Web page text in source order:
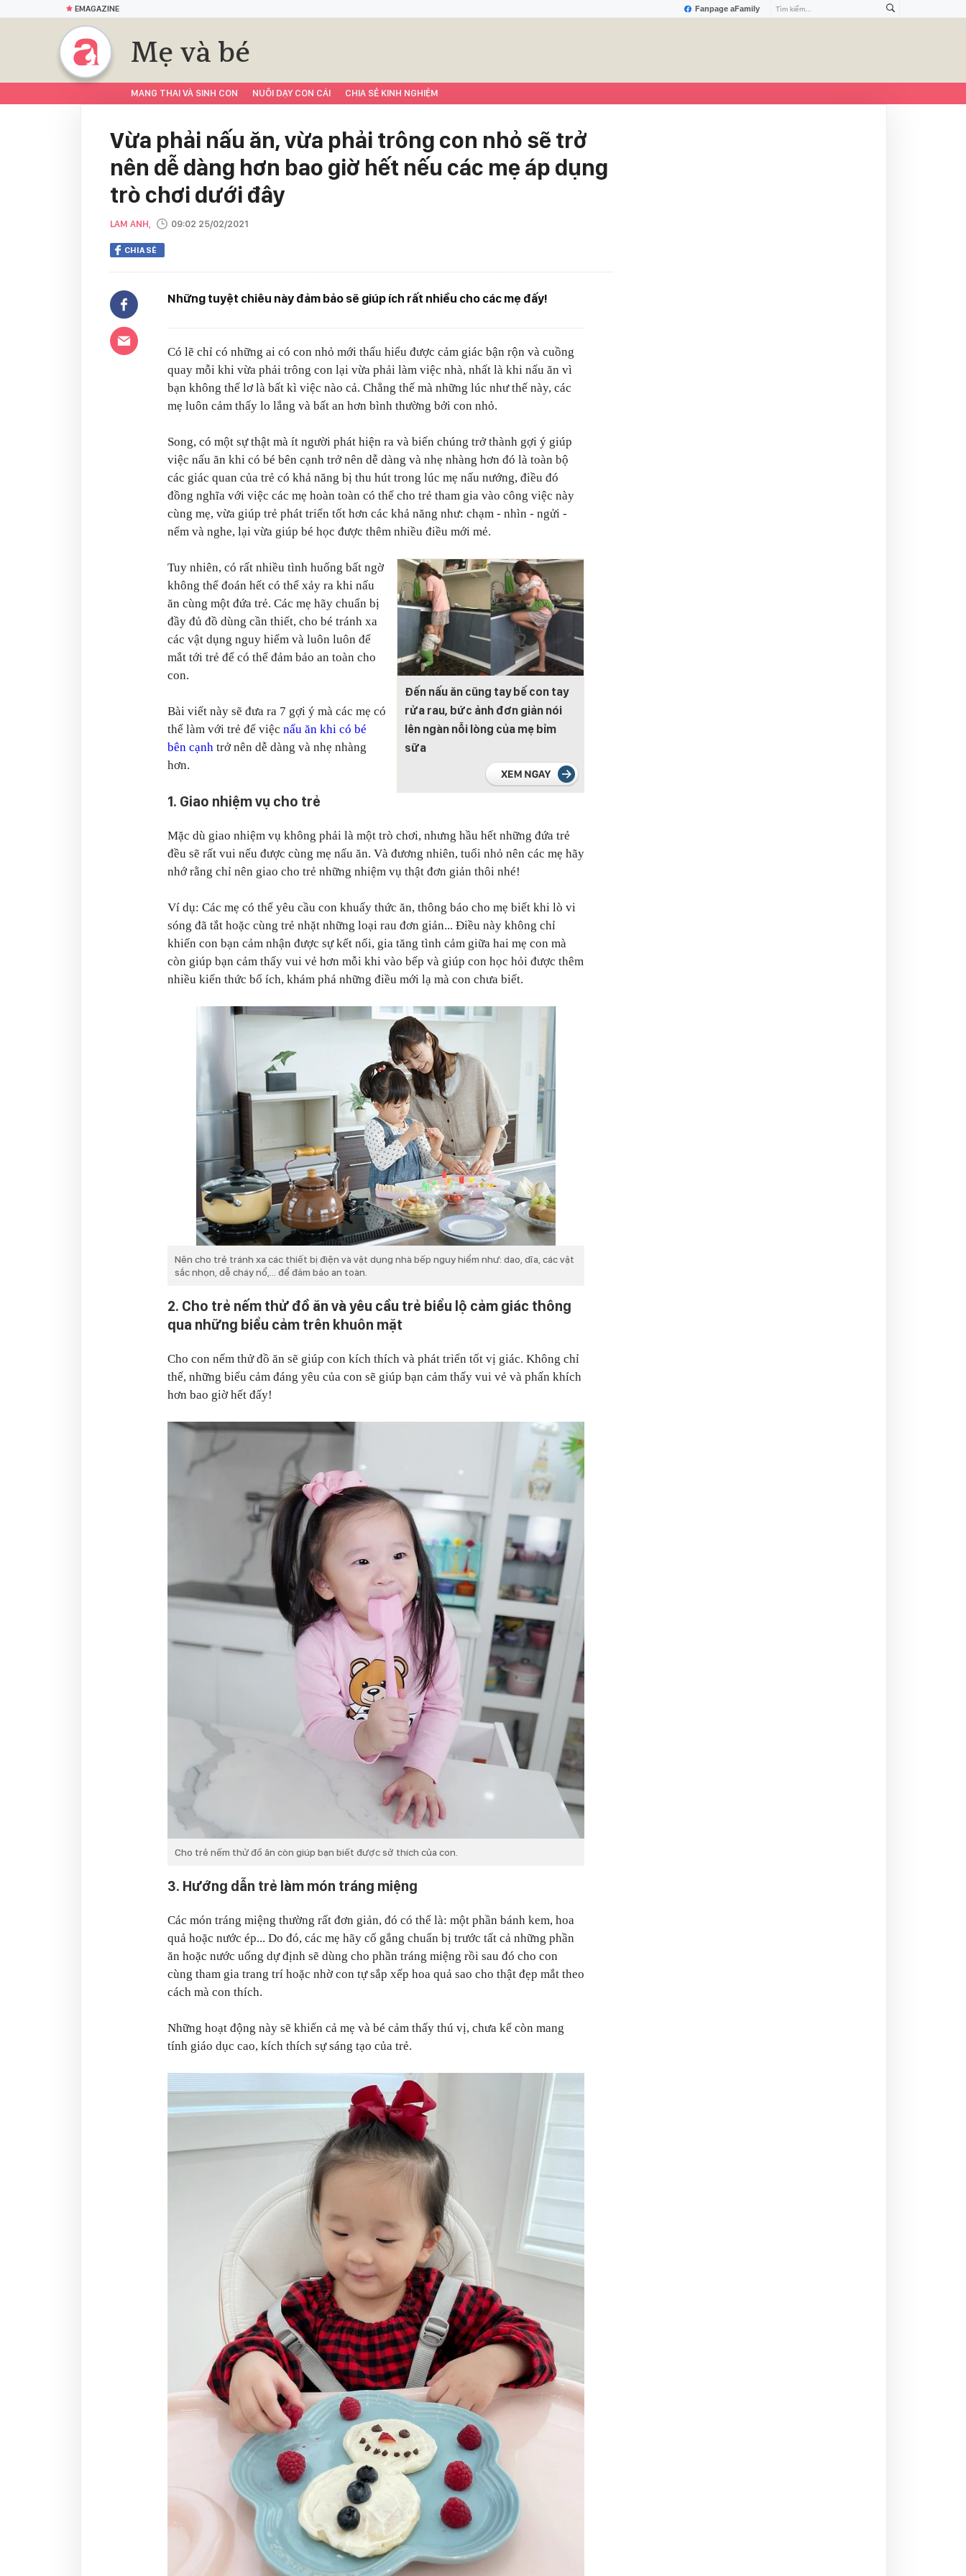
Fanpage aFamily
EMAGAZINE
Mẹ và bé
MANG THAI VÀ SINH CON NUÔI DẠY CON CÁI CHIA SẺ KINH NGHIỆM
Vừa phải nấu ăn, vừa phải trông con nhỏ sẽ trở
nên dễ dàng hơn bao giờ hết nếu các mẹ áp dụng
trò chơi dưới đây
LAM ANH, 09:02 25/02/2021
CHIA SẺ
Những tuyệt chiêu này đảm bảo sẽ giúp ích rất nhiều cho các mẹ đấy!
Có lẽ chỉ có những ai có con nhỏ mới thấu hiểu được cảm giác bận rộn và cuồng
quay mỗi khi vừa phải trông con lại vừa phải làm việc nhà, nhất là khi nấu ăn vì
bạn không thể lơ là bất kì việc nào cả. Chẳng thế mà những lúc như thế này, các
mẹ luôn cảm thấy lo lắng và bất an hơn bình thường bởi con nhỏ.
Song, có một sự thật mà ít người phát hiện ra và biến chúng trở thành gợi ý giúp
việc nấu ăn khi có bé bên cạnh trở nên dễ dàng và nhẹ nhàng hơn đó là toàn bộ
các giác quan của trẻ có khả năng bị thu hút trong lúc mẹ nấu nướng, điều đó
đồng nghĩa với việc các mẹ hoàn toàn có thể cho trẻ tham gia vào công việc này
cùng mẹ, vừa giúp trẻ phát triển tốt hơn các khả năng như: chạm - nhìn - ngửi -
nếm và nghe, lại vừa giúp bé học được thêm nhiều điều mới mẻ.
Đến nấu ăn cũng tay bế con tay
rửa rau, bức ảnh đơn giản nói
lên ngàn nỗi lòng của mẹ bỉm
sữa
Tuy nhiên, có rất nhiều tình huống bất ngờ
không thể đoán hết có thể xảy ra khi nấu
ăn cùng một đứa trẻ. Các mẹ hãy chuẩn bị
đầy đủ đồ dùng cần thiết, cho bé tránh xa
các vật dụng nguy hiểm và luôn luôn để
mắt tới trẻ để có thể đảm bảo an toàn cho
con.
Bài viết này sẽ đưa ra 7 gợi ý mà các mẹ có
thể làm với trẻ để việc nấu ăn khi có bé
bên cạnh trở nên dễ dàng và nhẹ nhàng
hơn.
1. Giao nhiệm vụ cho trẻ
Mặc dù giao nhiệm vụ không phải là một trò chơi, nhưng hầu hết những đứa trẻ
đều sẽ rất vui nếu được cùng mẹ nấu ăn. Và đương nhiên, tuổi nhỏ nên các mẹ hãy
nhớ rằng chỉ nên giao cho trẻ những nhiệm vụ thật đơn giản thôi nhé!
Ví dụ: Các mẹ có thể yêu cầu con khuấy thức ăn, thông báo cho mẹ biết khi lò vi
sóng đã tắt hoặc cùng trẻ nhặt những loại rau đơn giản... Điều này không chỉ
khiến con bạn cảm nhận được sự kết nối, gia tăng tình cảm giữa hai mẹ con mà
còn giúp bạn cảm thấy vui vẻ hơn mỗi khi vào bếp và giúp con học hỏi được thêm
nhiều kiến thức bổ ích, khám phá những điều mới lạ mà con chưa biết.
Nên cho trẻ tránh xa các thiết bị điện và vật dụng nhà bếp nguy hiểm như: dao, dĩa, các vật
sắc nhọn, dễ cháy nổ,... để đảm bảo an toàn.
2. Cho trẻ nếm thử đồ ăn và yêu cầu trẻ biểu lộ cảm giác thông
qua những biểu cảm trên khuôn mặt
Cho con nếm thử đồ ăn sẽ giúp con kích thích và phát triển tốt vị giác. Không chỉ
thế, những biểu cảm đáng yêu của con sẽ giúp bạn cảm thấy vui vẻ và phấn khích
hơn bao giờ hết đấy!
Cho trẻ nếm thử đồ ăn còn giúp bạn biết được sở thích của con.
3. Hướng dẫn trẻ làm món tráng miệng
Các món tráng miệng thường rất đơn giản, đó có thể là: một phần bánh kem, hoa
quả hoặc nước ép... Do đó, các mẹ hãy cố gắng chuẩn bị trước tất cả những phần
ăn hoặc nước uống dự định sẽ dùng cho phần tráng miệng rồi sau đó cho con
cùng tham gia trang trí hoặc nhờ con tự sắp xếp hoa quả sao cho thật đẹp mắt theo
cách mà con thích.
Những hoạt động này sẽ khiến cả mẹ và bé cảm thấy thú vị, chưa kể còn mang
tính giáo dục cao, kích thích sự sáng tạo của trẻ.